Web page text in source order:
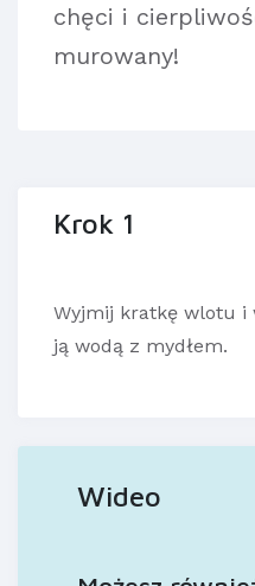
chęci i
murowany!
Krok 1
Wyjmij kratkę wlotu i
ją wodą z mydłem.
Wideo